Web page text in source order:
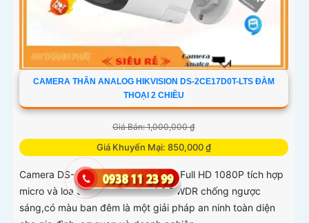
CAMERA THÂN ANALOG HIKVISION DS-2CE17D0T-LTS ĐÀM
THOẠI 2 CHIỀU
Giá Bán: 1,000,000 ₫
Giá Khuyến Mại: 850,000 ₫
Camera DS-2CE17D0T-LTS 2.0 MP Full HD 1080P tích hợp
micro và loa Sử dụng công nghệ DWDR chống ngược
sáng,có màu ban đêm là một giải pháp an ninh toàn diện